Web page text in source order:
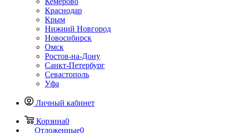
Краснодар
Крым
Нижний Новгород
Новосибирск
Омск
Ростов-на-Дону
Санкт-Петербург
Севастополь
Уфа
Личный кабинет
Корзина0
Отложенные0